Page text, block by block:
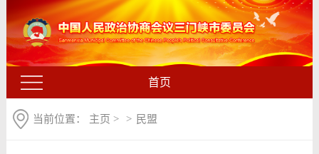
首页
当前位置： 主页 > > 民盟